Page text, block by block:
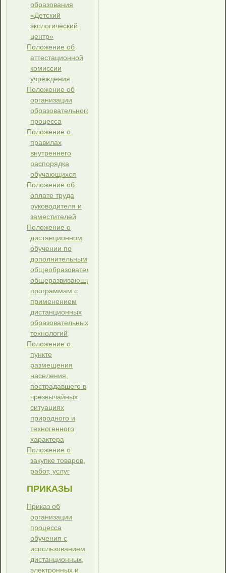
образования
«Детский
экологический
центр»
Положение об
аттестационной
комиссии
учреждения
Положение об
организации
образовательного
процесса
Положение о
правилах
внутреннего
распорядка
обучающихся
Положение об
оплате труда
руководителя и
заместителей
Положение о
дистанционном
обучении по
дополнительным
общеобразовательным
общеразвивающим
программам с
применением
дистанционных
образовательных
технологий
Положение о
пункте
размещения
населения,
пострадавшего в
чрезвычайных
ситуациях
природного и
техногенного
характера
Положение о
закупке товаров,
работ, услуг
ПРИКАЗЫ
Приказ об
организации
процесса
обучения с
использованием
дистанционных,
электронных и